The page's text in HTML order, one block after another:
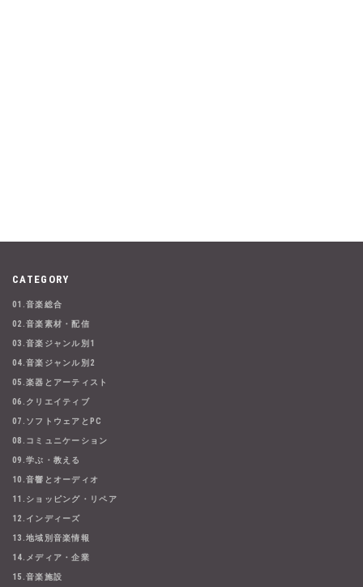
CATEGORY
01.音楽総合
02.音楽素材・配信
03.音楽ジャンル別1
04.音楽ジャンル別2
05.楽器とアーティスト
06.クリエイティブ
07.ソフトウェアとPC
08.コミュニケーション
09.学ぶ・教える
10.音響とオーディオ
11.ショッピング・リペア
12.インディーズ
13.地域別音楽情報
14.メディア・企業
15.音楽施設